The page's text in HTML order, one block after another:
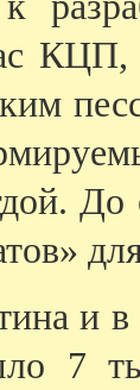
КЦП,
До
и в
7